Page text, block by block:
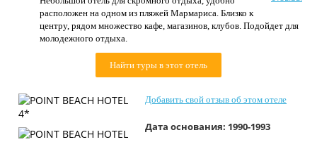
Страны
Как купить
Контакты
расположен на одном из пляжей Мармариса. Близко к
центру, рядом множество кафе, магазинов, клубов. Подойдет для
молодежного отдыха.
Найти туры в этот отель
Добавить свой отзыв об этом отеле
Дата основания: 1990-1993